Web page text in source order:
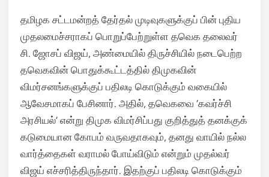
தமிழக சட்டமன்றத் தேர்தல் முடிவுகளுக்குப் பின் புதிய
முதலமைச்சராகப் பொறுப்பேற்றுள்ள தவெக தலைவர்
சி. ஜோசப் விஜய், அண்மையில் திருச்சியில் நடைபெற்ற
தவெகவின் பொதுக்கூட்டத்தில் திமுகவின்
விமர்சனங்களுக்குப் பதிலடி கொடுக்கும் வகையில்
ஆவேசமாகப் பேசினார். அதில், தவெகவை ‘கவர்ச்சி
அரசியல்’ என்று திமுக விமர்சிப்பது குறித்துத் தனக்குக்
கடுமையான கோபம் வருவதாகவும், தனது வாயில் நல்ல
வார்த்தைகள் வராமல் போய்விடும் என்றும் முதல்வர்
விஜய் எச்சரித்திருந்தார். இதற்குப் பதிலடி கொடுக்கும்